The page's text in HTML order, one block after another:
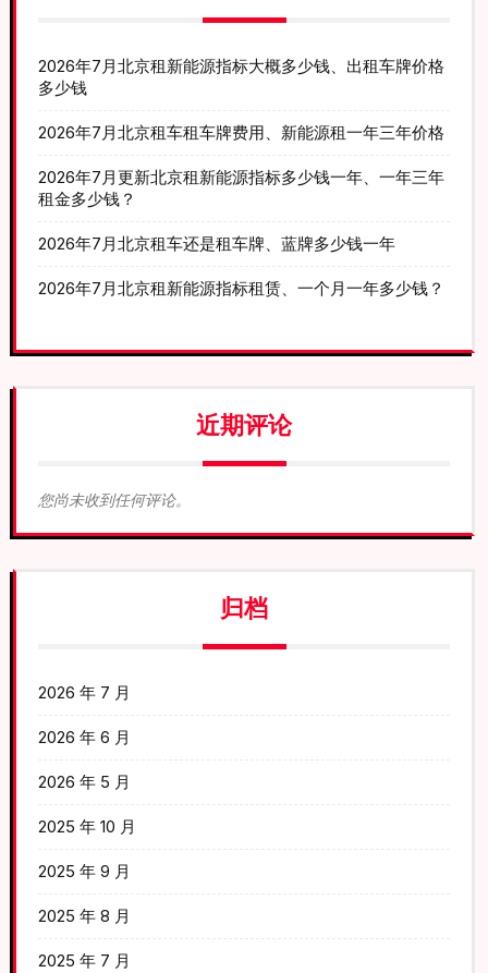
2026年7月北京租新能源指标大概多少钱、出租车牌价格
多少钱
2026年7月北京租车租车牌费用、新能源租一年三年价格
2026年7月更新北京租新能源指标多少钱一年、一年三年
租金多少钱？
2026年7月北京租车还是租车牌、蓝牌多少钱一年
2026年7月北京租新能源指标租赁、一个月一年多少钱？
近期评论
您尚未收到任何评论。
归档
2026 年 7 月
2026 年 6 月
2026 年 5 月
2025 年 10 月
2025 年 9 月
2025 年 8 月
2025 年 7 月